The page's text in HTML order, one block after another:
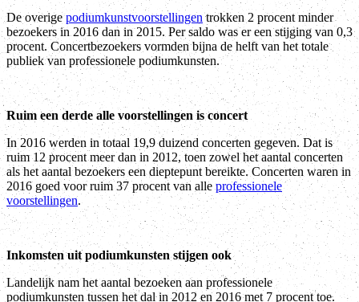
De overigepodiumkunstvoorstellingentrokken 2 procent minder
bezoekers in 2016 dan in 2015. Per saldo was er een stijging van 0,3
procent. Concertbezoekers vormden bijna de helft van het totale
publiek van professionele podiumkunsten.
Ruim een derde alle voorstellingen is concert
In 2016 werden in totaal 19,9 duizend concerten gegeven. Dat is
ruim 12 procent meer dan in 2012, toen zowel het aantal concerten
als het aantal bezoekers een dieptepunt bereikte. Concerten waren in
2016 goed voor ruim 37 procent van alleprofessionele
voorstellingen.
Inkomsten uit podiumkunsten stijgen ook
Landelijk nam het aantal bezoeken aan professionele
podiumkunsten tussen het dal in 2012 en 2016 met 7 procent toe.